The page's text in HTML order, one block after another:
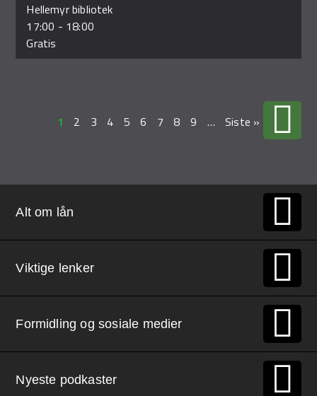
Hellemyr bibliotek
17:00 - 18:00
Gratis
1 2 3 4 5 6 7 8 9 … Siste »
Alt om lån
Viktige lenker
Formidling og sosiale medier
Nyeste podkaster